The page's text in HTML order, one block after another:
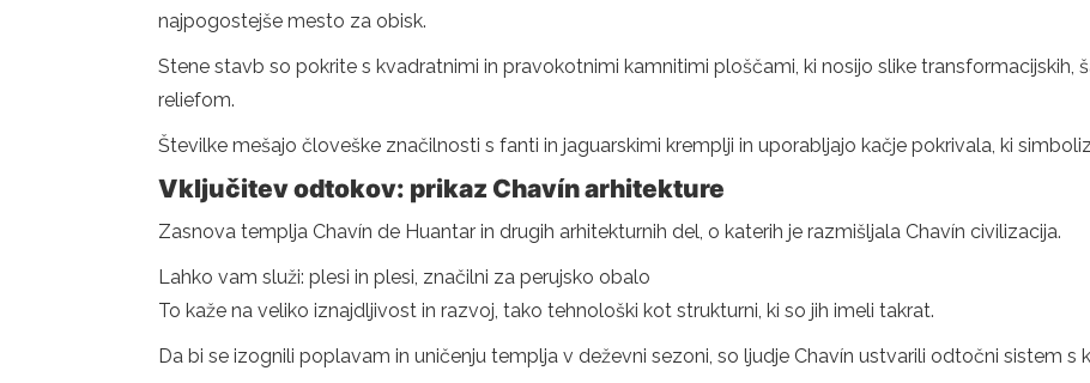
najpogostejše mesto za obisk.
Stene stavb so pokrite s kvadratnimi in pravokotnimi kamnitimi ploščami, ki nosijo slike transformacijskih,
reliefom.
Številke mešajo človeške značilnosti s fanti in jaguarskimi kremplji in uporabljajo kačje pokrivala, ki
Vključitev odtokov: prikaz Chavín arhitekture
Zasnova templja Chavín de Huantar in drugih arhitekturnih del, o katerih je razmišljala Chavín civilizacija.
Lahko vam služi: plesi in plesi, značilni za perujsko obalo
To kaže na veliko iznajdljivost in razvoj, tako tehnološki kot strukturni, ki so jih imeli takrat.
Da bi se izognili poplavam in uničenju templja v deževni sezoni, so ljudje Chavín ustvarili odtočni sistem s